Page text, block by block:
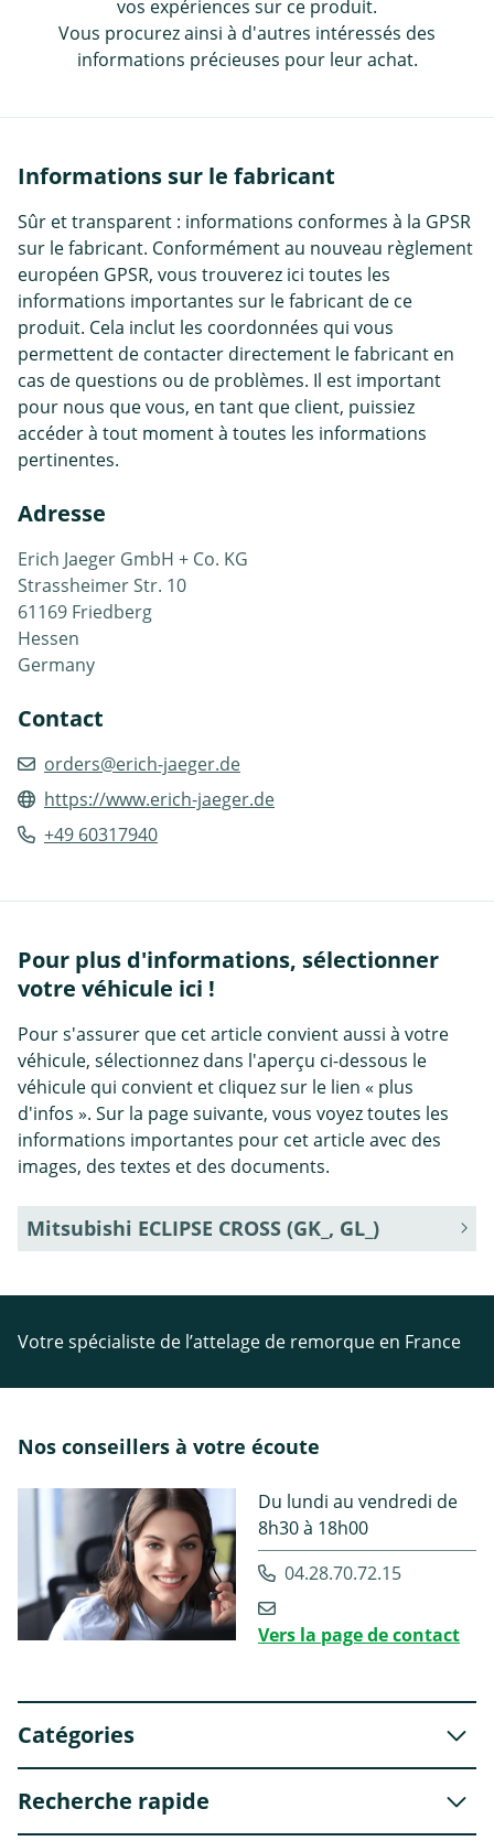
vos expériences sur ce produit.
Vous procurez ainsi à d'autres intéressés des
informations précieuses pour leur achat.
Informations sur le fabricant
Sûr et transparent : informations conformes à la GPSR
sur le fabricant. Conformément au nouveau règlement
européen GPSR, vous trouverez ici toutes les
informations importantes sur le fabricant de ce
produit. Cela inclut les coordonnées qui vous
permettent de contacter directement le fabricant en
cas de questions ou de problèmes. Il est important
pour nous que vous, en tant que client, puissiez
accéder à tout moment à toutes les informations
pertinentes.
Adresse
Erich Jaeger GmbH + Co. KG
Strassheimer Str. 10
61169 Friedberg
Hessen
Germany
Contact
orders@erich-jaeger.de
https://www.erich-jaeger.de
+49 60317940
Pour plus d'informations, sélectionner
votre véhicule ici !
Pour s'assurer que cet article convient aussi à votre
véhicule, sélectionnez dans l'aperçu ci-dessous le
véhicule qui convient et cliquez sur le lien « plus
d'infos ». Sur la page suivante, vous voyez toutes les
informations importantes pour cet article avec des
images, des textes et des documents.
Mitsubishi ECLIPSE CROSS (GK_, GL_)
Votre spécialiste de l’attelage de remorque en France
Nos conseillers à votre écoute
Du lundi au vendredi de
8h30 à 18h00
04.28.70.72.15
Vers la page de contact
Catégories
Recherche rapide